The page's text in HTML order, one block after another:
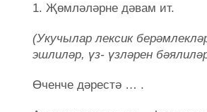
1. Җөмләләрне дәвам ит.
(Укучылар лексик
эшлиләр, үз- үзләрен
Өченче дәрестә … .